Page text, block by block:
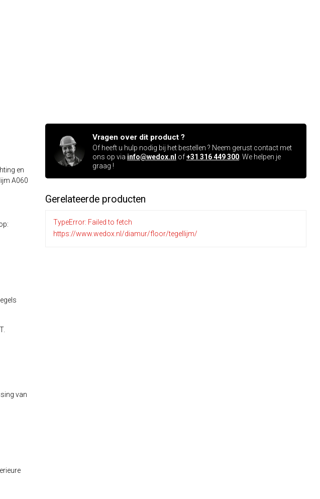
en
A060
van
Vragen over dit product ?
Of heeft u hulp nodig bij het bestellen ? Neem gerust contact met
ons op via info@wedox.nl of+31 316 449 300 . We helpen je
graag !
Gerelateerde producten
TypeError: Failed to fetch
https://www.wedox.nl/diamur/floor/tegellijm/